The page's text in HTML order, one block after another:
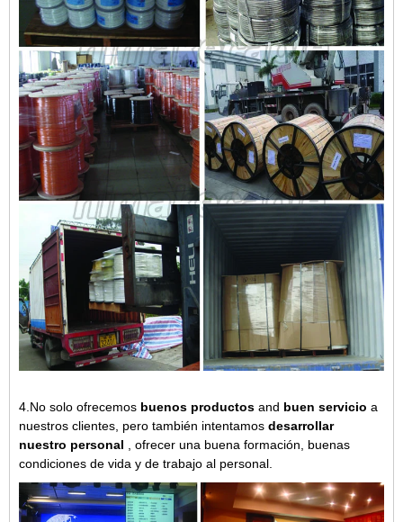
4.No solo ofrecemos buenos productos and buen servicio a
nuestros clientes, pero también intentamos desarrollar
nuestro personal , ofrecer una buena formación, buenas
condiciones de vida y de trabajo al personal.